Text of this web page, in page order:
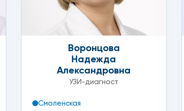
Воронцова
Надежда
Александровна
УЗИ-диагност
Смоленская